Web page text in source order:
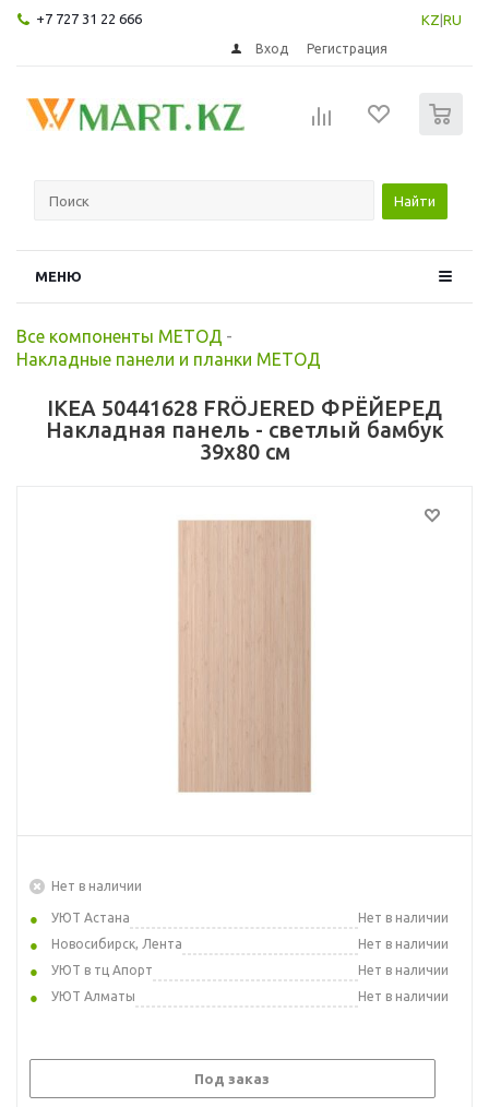
+7 727 31 22 666 KZ RU
Вход Регистрация
Найти
МЕНЮ
Все компоненты МЕТОД -
Накладные панели и планки МЕТОД
IKEA 50441628 FRÖJERED ФРЁЙЕРЕД
Накладная панель - светлый бамбук
39x80 см
Нет в наличии
УЮТ Астана
Нет в наличии
Новосибирск, Лента
Нет в наличии
УЮТ в тц Апорт
Нет в наличии
УЮТ Алматы
Нет в наличии
Под заказ